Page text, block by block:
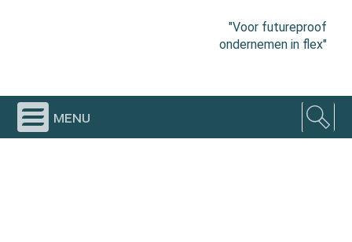
"Voor futureproof
ondernemen in flex"
menu